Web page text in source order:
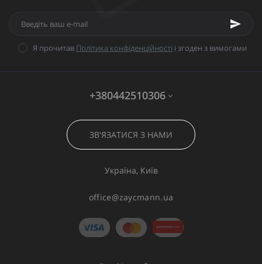
Я прочитав Політика конфіденційності і згоден з вимогами
+380442510306
ЗВ'ЯЗАТИСЯ З НАМИ
Україна, Київ
office@zaycmann.ua